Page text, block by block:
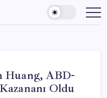
Huang, ABD-
Oldu